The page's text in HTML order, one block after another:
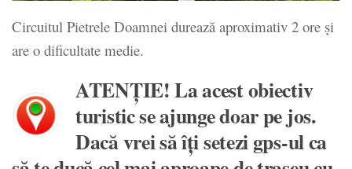
Circuitul Pietrele Doamnei durează aproximativ 2 ore și
are o dificultate medie.
ATENŢIE! La acest obiectiv
turistic se ajunge doar pe jos.
Dacă vrei să îţi setezi gps-ul ca